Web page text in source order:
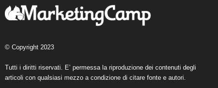
© Copyright 2023
Tutti i diritti riservati. E’ permessa la riproduzione dei contenuti degli
articoli con qualsiasi mezzo a condizione di citare fonte e autori.